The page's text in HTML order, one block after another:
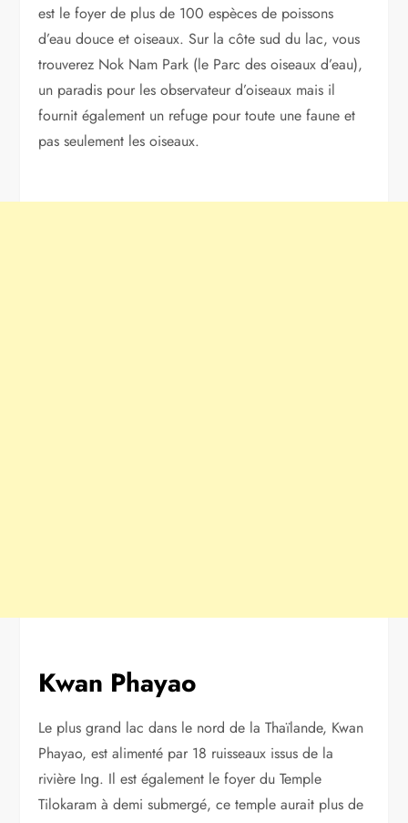
est le foyer de plus de 100 espèces de poissons
d’eau douce et oiseaux. Sur la côte sud du lac, vous
trouverez Nok Nam Park (le Parc des oiseaux d’eau),
un paradis pour les observateur d’oiseaux mais il
fournit également un refuge pour toute une faune et
pas seulement les oiseaux.
Kwan Phayao
Le plus grand lac dans le nord de la Thaïlande, Kwan
Phayao, est alimenté par 18 ruisseaux issus de la
rivière Ing. Il est également le foyer du Temple
Tilokaram à demi submergé, ce temple aurait plus de